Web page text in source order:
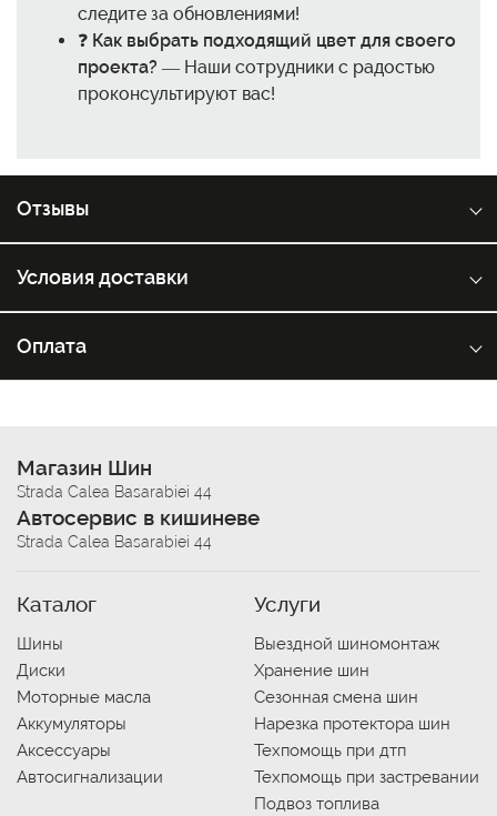
следите за обновлениями!
❓ Как выбрать подходящий цвет для своего
проекта? — Наши сотрудники с радостью
проконсультируют вас!
Отзывы
Условия доставки
Оплата
Магазин Шин
Strada Calea Basarabiei 44
Автосервис в кишиневе
Strada Calea Basarabiei 44
Каталог
Шины
Диски
Моторные масла
Аккумуляторы
Аксессуары
Автосигнализации
Услуги
Выездной шиномонтаж
Хранение шин
Сезонная смена шин
Нарезка протектора шин
Техпомощь при дтп
Техпомощь при застревании
Подвоз топлива